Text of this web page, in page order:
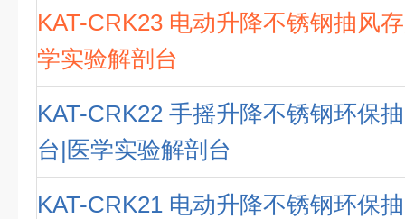
KAT-CRK23 电动升降不锈钢抽风
学实验解剖台
KAT-CRK22 手摇升降不锈钢环保
台|医学实验解剖台
KAT-CRK21 电动升降不锈钢环保